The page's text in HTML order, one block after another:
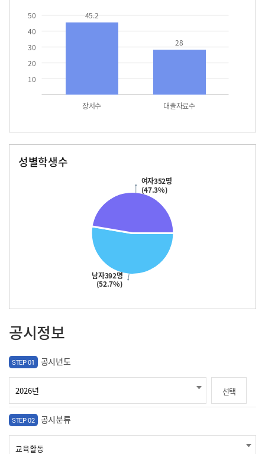
10
20
30
40
50
장서수 대출자료수
45.2
28
성별학생수
남자392명
(52.7%)
여자352명
(47.3%)
공시정보
STEP 01 공시년도
선택
STEP 02 공시분류